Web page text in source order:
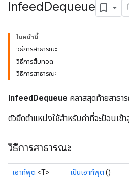
InfeedDequeue
ในหน้านี้
วิธีการสาธารณะ
วิธีการสืบทอด
วิธีการสาธารณะ
InfeedDequeue คลาสสุดท้ายสาธา
ตัวยึดตำแหน่งใช้สำหรับค่าที่จะป้อนเข้
วิธีการสาธารณะ
เอาท์พุต <T> เป็นเอาท์พุต ()